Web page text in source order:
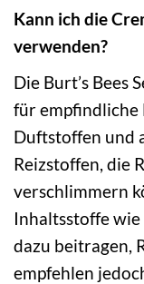
Kann ich die
verwenden?
Die Burt’s Bees
für
Duftstoffen und
Reizstoffen, die
verschlimmern
Inhaltsstoffe
dazu beitragen,
empfehlen